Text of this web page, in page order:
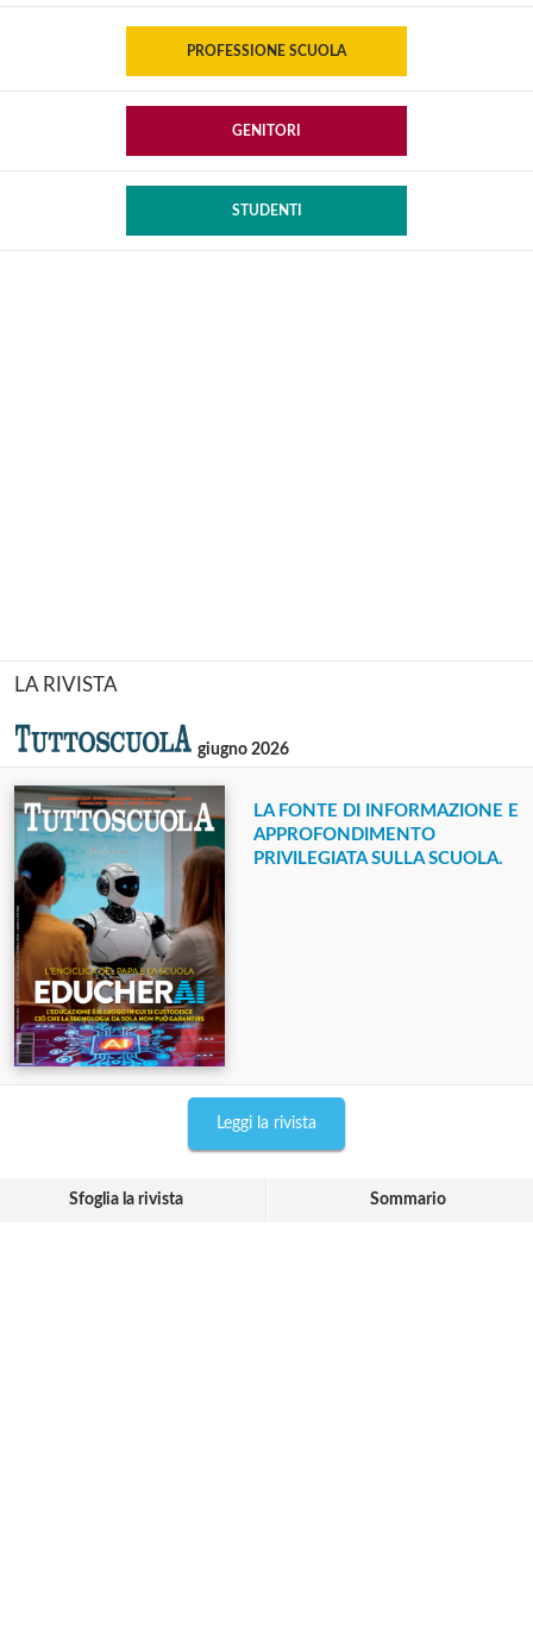
PROFESSIONE SCUOLA
GENITORI
STUDENTI
LA RIVISTA
giugno 2026
LA FONTE DI INFORMAZIONE E
APPROFONDIMENTO
PRIVILEGIATA SULLA SCUOLA.
Leggi la rivista
Sfoglia la rivista Sommario